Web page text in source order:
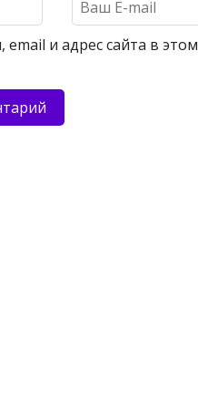
и адрес сайта в